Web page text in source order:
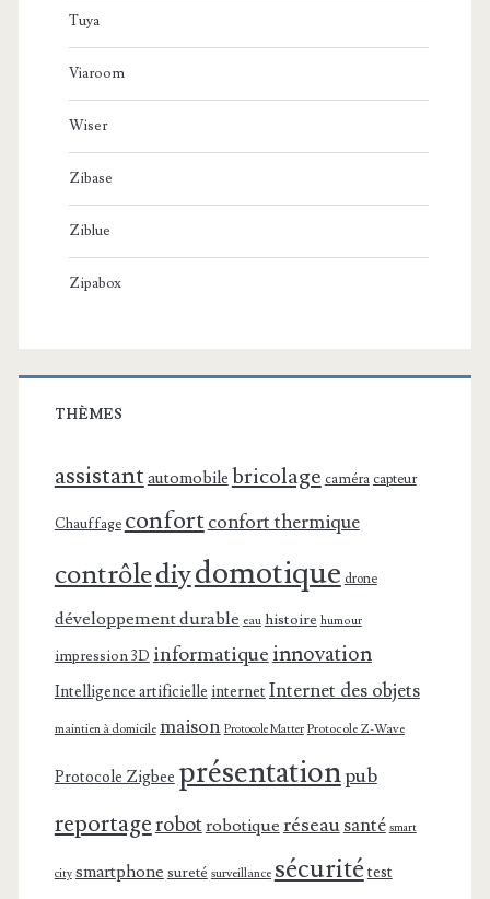
Tuya
Viaroom
Wiser
Zibase
Ziblue
Zipabox
THÈMES
assistant automobile bricolage caméra capteur
Chauffage confortconfort thermique
contrôlediydomotique drone
développement durable eau histoire humour
impression 3D informatiqueinnovation
Intelligence artificielle internet Internet des objets
maintien à domicile maison Protocole Matter Protocole Z-Wave
Protocole Zigbee présentationpub
reportagerobotrobotique réseausanté smart
city smartphone sureté surveillance sécuritétest